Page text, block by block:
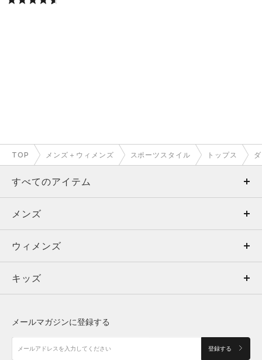
TOP メンズ＋ウィメンズ スポーツスタイル トップス
すべてのアイテム
メンズ
ウィメンズ
キッズ
アクセサリー
メンズ
トップス
ボトムス
アクセサリー
ウィメンズ
トップス
シューズ
キッズ
メールマガジンに登録する
登録する